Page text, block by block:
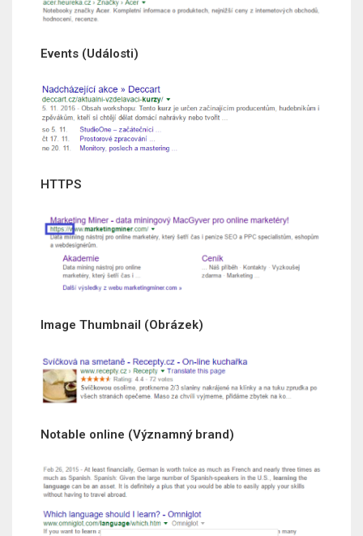
Events (Události)
HTTPS
Image Thumbnail (Obrázek)
Notable online (Významný brand)